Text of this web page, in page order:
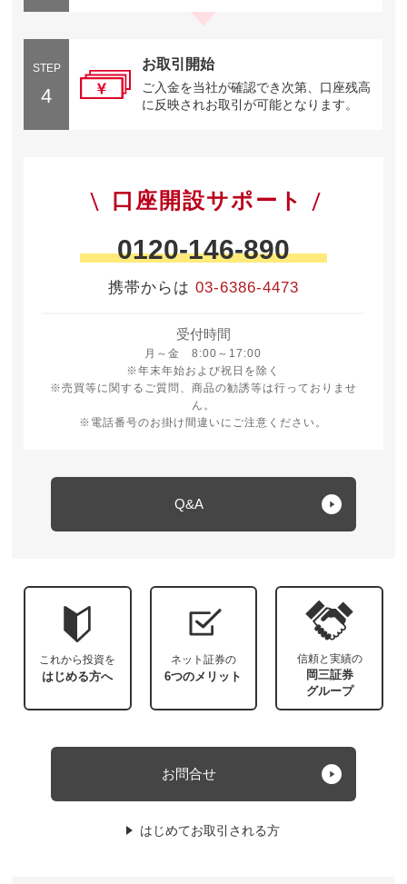
STEP
4
お取引開始
ご入金を当社が確認でき次第、口座残高
に反映されお取引が可能となります。
口座開設サポート
0120-146-890
携帯からは 03-6386-4473
受付時間
月～金 8:00～17:00
月曜日から金曜日 8時から17時
※年末年始および祝日を除く
※売買等に関するご質問、商品の勧誘等は行っておりませ
ん。
※電話番号のお掛け間違いにご注意ください。
Q&A
これから投資を
はじめる方へ
ネット証券の
6つのメリット
信頼と実績の
岡三証券
グループ
お問合せ
はじめてお取引される方